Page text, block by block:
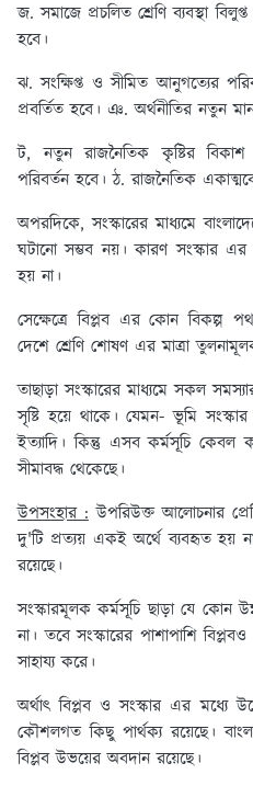
জ. সমাজে প্রচলিত শ্রেণি ব্যবস্থা
হবে।
ঝ. সংক্ষিপ্ত ও সীমিত আনুগত্যের
প্রবর্তিত হবে। ঞ. অর্থনীতির নতুন
ট, নতুন রাজনৈতিক কৃষ্টির
পরিবর্তন হবে। ঠ. রাজনৈতিক
অপরদিকে, সংস্কারের মাধ্যমে
ঘটানো সম্ভব নয়। কারণ সংস্কার
হয় না।
সেক্ষেত্রে বিপ্লব এর কোন বিকল্প
দেশে শ্রেণি শোষণ এর মাত্রা
তাছাড়া সংস্কারের মাধ্যমে সকল
সৃষ্টি হয়ে থাকে। যেমন- ভূমি
ইত্যাদি। কিন্তু এসব কর্মসূচি
সীমাবদ্ধ থেকেছে।
উপসংহার :উপরিউক্ত আলোচনার
দু'টি প্রত্যয় একই অর্থে ব্যবহৃত হয়
রয়েছে।
সংস্কারমূলক কর্মসূচি ছাড়া যে কোন
না। তবে সংস্কারের পাশাপাশি
সাহায্য করে।
অর্থাৎ বিপ্লব ও সংস্কার এর মধ্যে
কৌশলগত কিছু পার্থক্য রয়েছে।
বিপ্লব উভয়ের অবদান রয়েছে।